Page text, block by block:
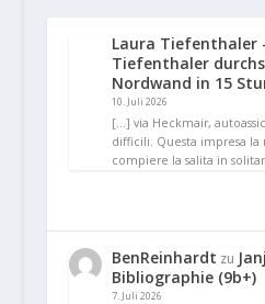
Laura Tiefenthaler
Tiefenthaler
Nordwand in 15
10. Juli 2026
[…] via Heckmair,
difficili. Questa impresa la
compiere la salita in
BenReinhardt zu
Bibliographie (9b+)
7. Juli 2026